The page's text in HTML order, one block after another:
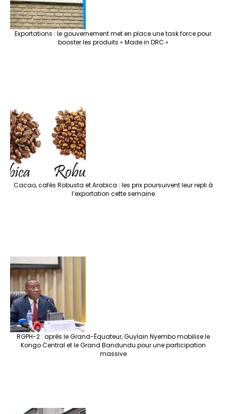
Exportations : le gouvernement met en place une task force pour
booster les produits « Made in DRC »
Cacao, cafés Robusta et Arabica : les prix poursuivent leur repli à
l’exportation cette semaine
RGPH-2 : après le Grand-Équateur, Guylain Nyembo mobilise le
Kongo Central et le Grand Bandundu pour une participation
massive